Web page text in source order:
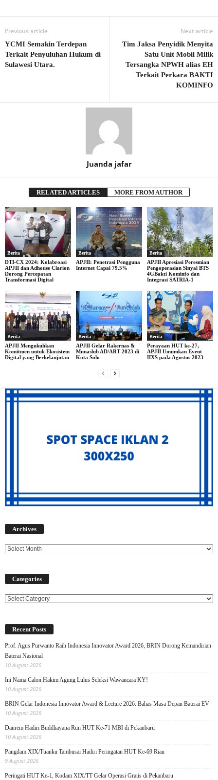
Previous article
YCMI Semakin Terdepan
Terkait Penyuluhan Hukum di
Sulawesi Utara.
Next article
Tim Jaksa Penyidik Menyita
Satu Unit Mobil Milik
Tersangka NPWH alias EH
Terkait Perkara BAKTI
KOMINFO
Juanda jafar
RELATED ARTICLES MORE FROM AUTHOR
Berita
DTI-CX 2024: Kolabroasi
APJII dan Adhouse Clarion
Dorong Percepatan
Transformasi Digital
Berita
APJII: Penetrasi Pengguna
Internet Capai 79.5%
Berita
APJII Apresiasi Peresmian
Pengoperasian Sinyal BTS
4GBakti Kominfo dan
Integrasi SATRIA-1
Berita
APJII Mengukuhkan
Komitmen untuk Ekosistem
Digital yang Berkelanjutan
Berita
APJII Gelar Rakernas &
Munaslub AD/ART 2023 di
Kota Solo
Berita
Perayaan HUT ke-27,
APJII Umumkan Event
IIXS pada Agustus 2023
Archives
Categories
Categories
Recent Posts
Prof. Agus Purwanto Raih Indonesia Innovator Award 2026, BRIN Dorong Kemandirian
Baterai Nasional
10 August 2026
Ini Nama Calon Hakim Agung Lulus Seleksi Wawancara KY!
10 August 2026
BRIN Gelar Indonesia Innovator Award & Lecture 2026: Bahas Masa Depan Baterai EV
10 August 2026
Danrem Hadiri Buddhayana Run HUT Ke-71 MBI di Pekanbaru
10 August 2026
Pangdam XIX/Tuanku Tambusai Hadiri Peringatan HUT Ke-69 Riau
9 August 2026
Peringati HUT Ke-1, Kodam XIX/TT Gelar Operasi Gratis di Pekanbaru